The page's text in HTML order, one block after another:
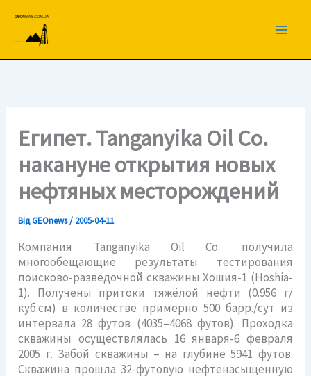
вмісту
Египет. Tanganyika Oil Co.
накануне открытия новых
нефтяных месторождений
ВідGEOnews/ 2005-04-11
Компания Tanganyika Oil Co. получила
многообещающие результаты тестирования
поисково-разведочной скважины Хошия-1 (Hoshia-
1). Получены притоки тяжёлой нефти (0.956 г/
куб.см) в количестве примерно 500 барр./сут из
интервала 28 футов (4035–4068 футов). Проходка
скважины осуществлялась 16 января-6 февраля
2005 г. Забой скважины – на глубине 5941 футов.
Скважина прошла 32-футовую нефтенасыщенную